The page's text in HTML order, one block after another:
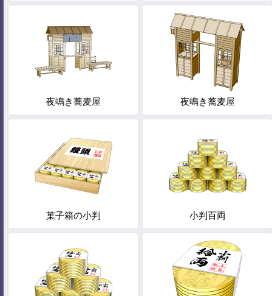
夜鳴き蕎麦屋 夜鳴き蕎麦屋
菓子箱の小判 小判百両